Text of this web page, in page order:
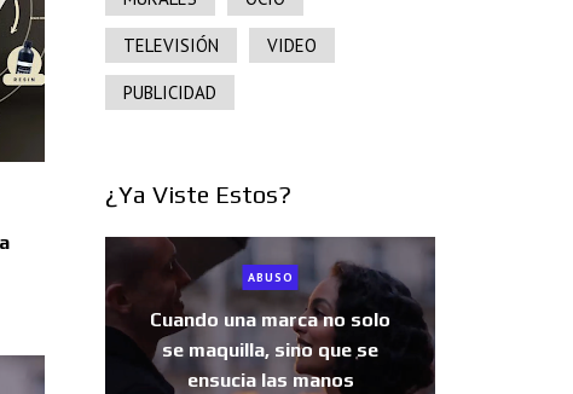
TELEVISIÓN VIDEO
PUBLICIDAD
¿Ya Viste Estos?
ABUSO
Cuando una marca no solo
se maquilla, sino que se
ensucia las manos